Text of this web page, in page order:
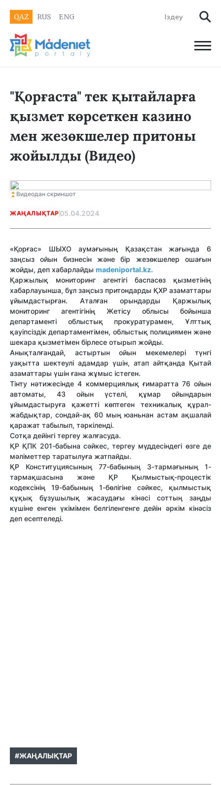
QAZ RUS ENG
"Қорғаста" тек қытайларға
қызмет көрсеткен казино
мен жезөкшелер притоны
жойылды (Видео)
Видеодан скриншот
ЖАҢАЛЫҚТАР 05.04.2024
«Қорғас» ШЫХО аумағының Қазақстан жағында 6
заңсыз ойын бизнесін және бір жезөкшелер ошағын
жойды, деп хабарлайды madeniportal.kz.
Қаржылық мониторинг агентігі баспасөз қызметінің
хабарлауынша, бұл заңсыз притондарды ҚХР азаматтары
ұйымдастырған. Аталған орындарды Қаржылық
мониторинг агентігінің Жетісу облысы бойынша
департаменті облыстық прокуратурамен, Ұлттық
қауіпсіздік департаментімен, облыстық полициямен және
шекара қызметімен бірлесе отырып жойды.
Анықталғандай, астыртын ойын мекемелері түнгі
уақытта шектеулі адамдар үшін, атап айтқанда Қытай
азаматтары үшін ғана жұмыс істеген.
Тінту нәтижесінде 4 коммерциялық ғимаратта 76 ойын
автоматы, 43 ойын үстелі, құмар ойындарын
ұйымдастыруға қажетті көптеген техникалық құрал-
жабдықтар, сондай-ақ 60 мың юаньнан астам ақшалай
қаражат табылып, тәркіленді.
Сотқа дейінгі тергеу жалғасуда.
ҚР ҚПК 201-бабына сәйкес, тергеу мүддесіндегі өзге де
мәліметтер таратылуға жатпайды.
ҚР Конституциясының 77-бабының 3-тармағының 1-
тармақшасына және ҚР Қылмыстық-процестік
кодексінің 19-бабының 1-бөлігіне сәйкес, қылмыстық
құқық бұзушылық жасаудағы кінәсі соттың заңды
күшіне енген үкімімен белгіленгенге дейін әркім кінәсіз
деп есептеледі.
#ЖАҢАЛЫҚТАР